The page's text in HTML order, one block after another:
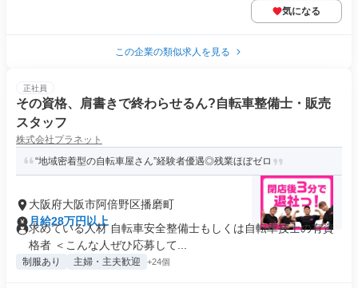
気になる
この企業の類似求人を見る
正社員
その資格、肩書きで終わらせるん?自転車整備士・販売
スタッフ
株式会社プラネット
“地域密着型の自転車屋さん”経験者優遇◎残業ほぼゼロ
大阪府大阪市阿倍野区播磨町
月給28万円以上
求めている人材 自転車安全整備士もしくは自転車技士の有資
格者 ＜こんな人ぜひ応募して...
制服あり 主婦・主夫歓迎 +24個